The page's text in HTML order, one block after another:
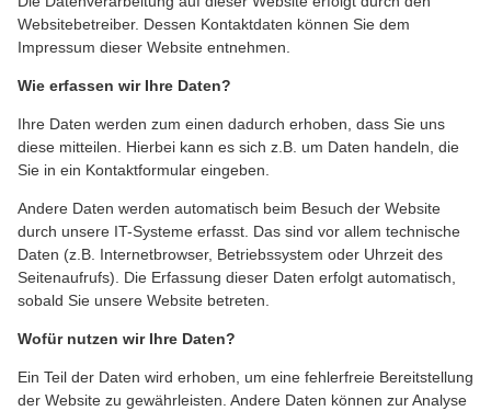
Websitebetreiber. Dessen Kontaktdaten können Sie dem
Impressum dieser Website entnehmen.
Wie erfassen wir Ihre Daten?
Ihre Daten werden zum einen dadurch erhoben, dass Sie uns
diese mitteilen. Hierbei kann es sich z.B. um Daten handeln, die
Sie in ein Kontaktformular eingeben.
Andere Daten werden automatisch beim Besuch der Website
durch unsere IT-Systeme erfasst. Das sind vor allem technische
Daten (z.B. Internetbrowser, Betriebssystem oder Uhrzeit des
Seitenaufrufs). Die Erfassung dieser Daten erfolgt automatisch,
sobald Sie unsere Website betreten.
Wofür nutzen wir Ihre Daten?
Ein Teil der Daten wird erhoben, um eine fehlerfreie Bereitstellung
der Website zu gewährleisten. Andere Daten können zur Analyse